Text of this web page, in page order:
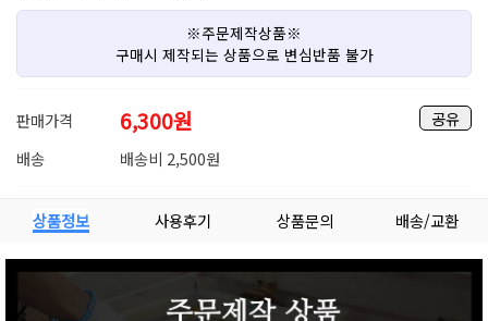
※주문제작상품※
구매시 제작되는 상품으로 변심반품 불가
공유
판매가격 6,300원
배송 배송비 2,500원
상품정보 사용후기 상품문의 배송/교환